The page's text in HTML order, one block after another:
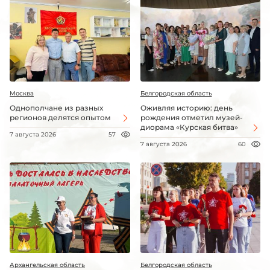
Москва
Однополчане из разных
регионов делятся опытом
7 августа 2026 57
Белгородская область
Оживляя историю: день
рождения отметил музей-
диорама «Курская битва»
7 августа 2026 60
Архангельская область Белгородская область